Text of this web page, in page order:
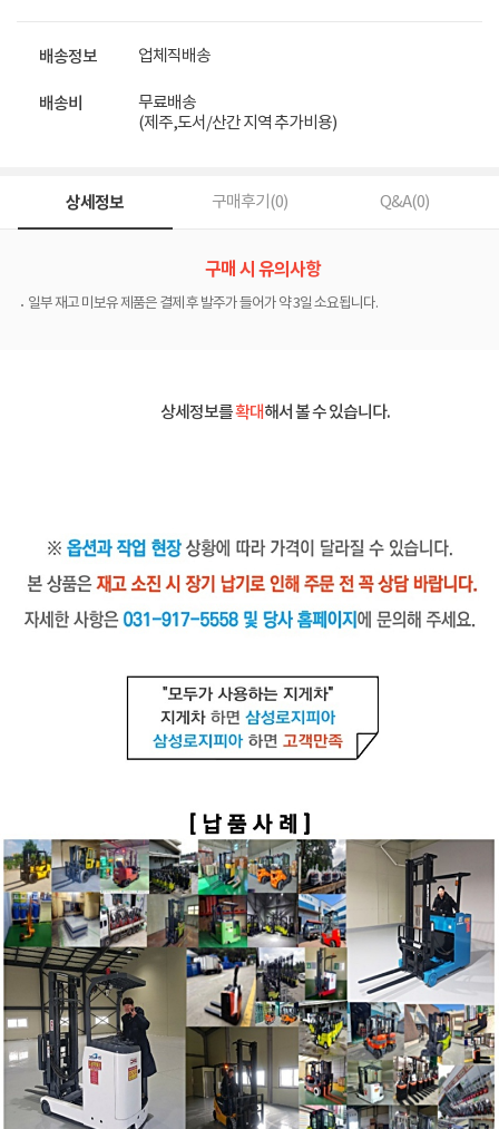
배송정보 업체직배송
배송비
무료배송
(제주,도서/산간 지역 추가비용)
상세정보 구매후기(0) Q&A(0)
구매 시 유의사항
일부 재고 미보유 제품은 결제 후 발주가 들어가 약 3일 소요됩니다.
상세정보를확대해서 볼 수 있습니다.